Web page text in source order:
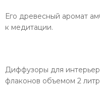
Его древесный аромат
к медитации.
Диффузоры для
флаконов объемом 2